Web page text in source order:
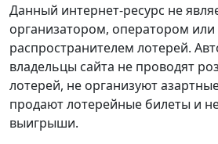
Данный интернет-ресурс не
организатором, оператором или
распространителем лотерей.
владельцы сайта не проводят
лотерей, не организуют
продают лотерейные билеты и
выигрыши.